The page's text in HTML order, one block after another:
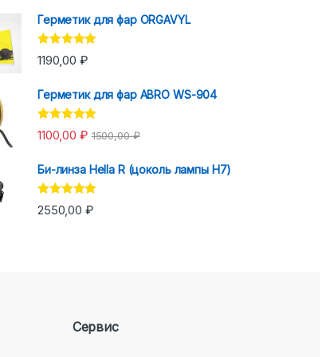
Герметик для фар ORGAVYL
Оценка 5.00
из 5
1190,00 ₽
Герметик для фар ABRO WS-904
Оценка 5.00
из 5
1100,00 ₽ 1500,00₽
Би-линза Hella R (цоколь лампы H7)
Оценка5.00
из 5
2550,00 ₽
Сервис